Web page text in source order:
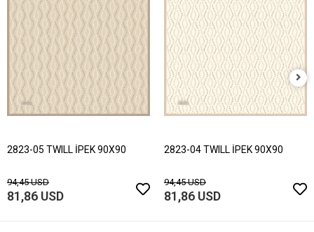
2823-05 TWILL İPEK 90X90
94,45 USD
81,86 USD
2823-04 TWILL İPEK 90X90
94,45 USD
81,86 USD